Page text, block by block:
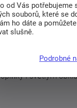
skříněk
i světlým
od Vás potřebujeme
souborů, které se
ho dáte a
slušně.
Podrobné